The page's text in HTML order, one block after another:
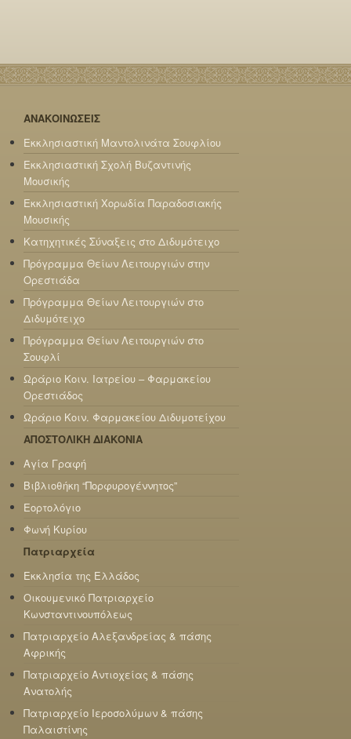
ΑΝΑΚΟΙΝΩΣΕΙΣ
Εκκλησιαστική Μαντολινάτα Σουφλίου
Εκκλησιαστική Σχολή Βυζαντινής
Μουσικής
Εκκλησιαστική Χορωδία Παραδοσιακής
Μουσικής
Κατηχητικές Σύναξεις στο Διδυμότειχο
Πρόγραμμα Θείων Λειτουργιών στην
Ορεστιάδα
Πρόγραμμα Θείων Λειτουργιών στο
Διδυμότειχο
Πρόγραμμα Θείων Λειτουργιών στο
Σουφλί
Ωράριο Κοιν. Ιατρείου – Φαρμακείου
Ορεστιάδος
Ωράριο Κοιν. Φαρμακείου Διδυμοτείχου
ΑΠΟΣΤΟΛΙΚΗ ΔΙΑΚΟΝΙΑ
Αγία Γραφή
Βιβλιοθήκη “Πορφυρογέννητος”
Εορτολόγιο
Φωνή Κυρίου
Πατριαρχεία
Εκκλησία της Ελλάδος
Οικουμενικό Πατριαρχείο
Κωνσταντινουπόλεως
Πατριαρχείο Αλεξανδρείας & πάσης
Αφρικής
Πατριαρχείο Αντιοχείας & πάσης
Ανατολής
Πατριαρχείο Ιεροσολύμων & πάσης
Παλαιστίνης